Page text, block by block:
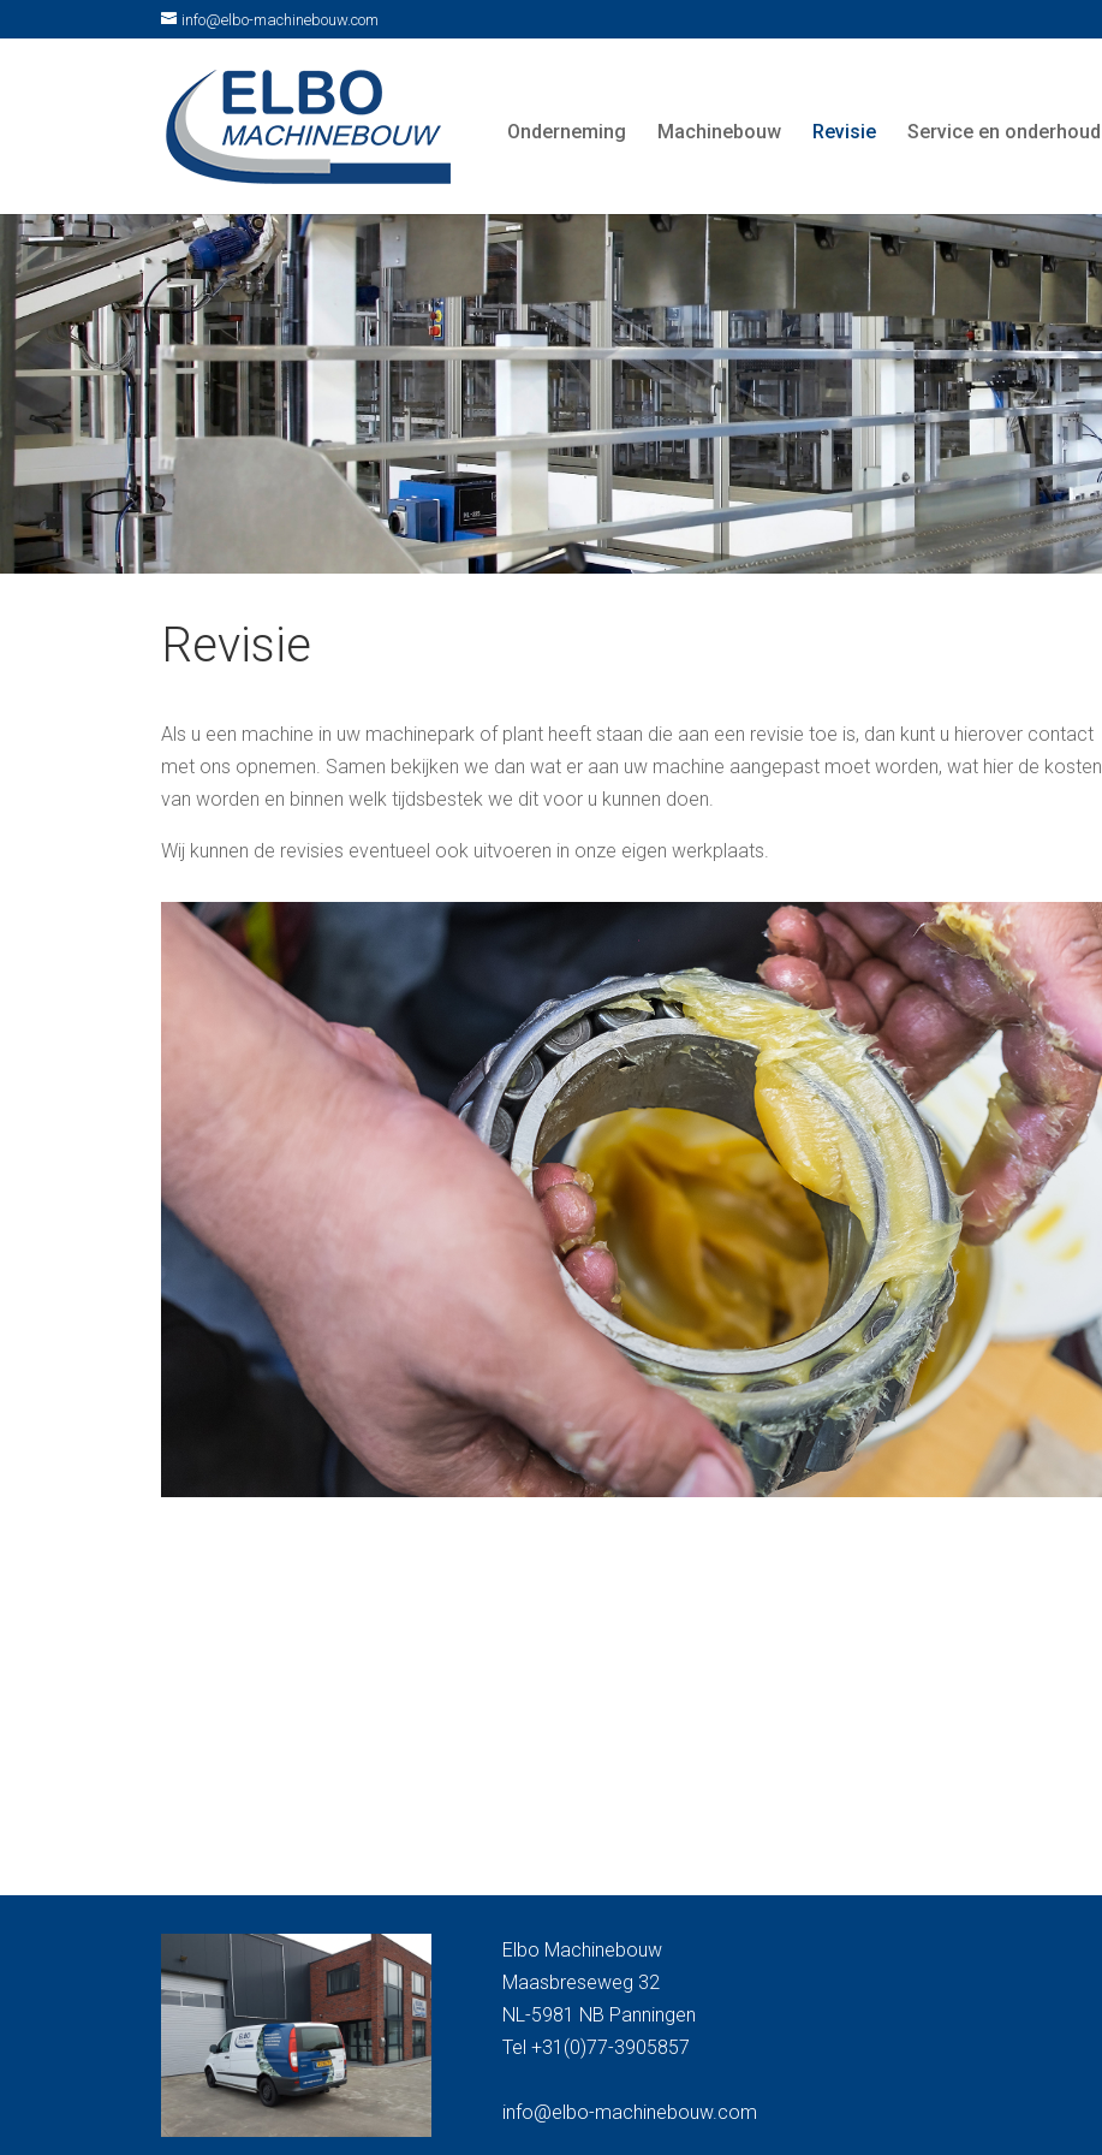
info@elbo-machinebouw.com
Onderneming Machinebouw Revisie Service en onderhoud
Revisie
Als u een machine in uw machinepark of plant heeft staan die aan een revisie toe is, dan kunt u hierover contact
met ons opnemen. Samen bekijken we dan wat er aan uw machine aangepast moet worden, wat hier de kosten
van worden en binnen welk tijdsbestek we dit voor u kunnen doen.
Wij kunnen de revisies eventueel ook uitvoeren in onze eigen werkplaats.
Elbo Machinebouw
Maasbreseweg 32
NL-5981 NB Panningen
Tel +31(0)77-3905857
info@elbo-machinebouw.com